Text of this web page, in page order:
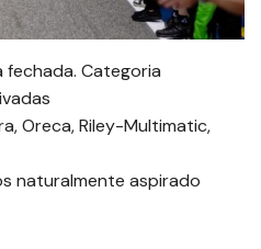
Categoria
Oreca, Riley-Multimatic,
naturalmente aspirado